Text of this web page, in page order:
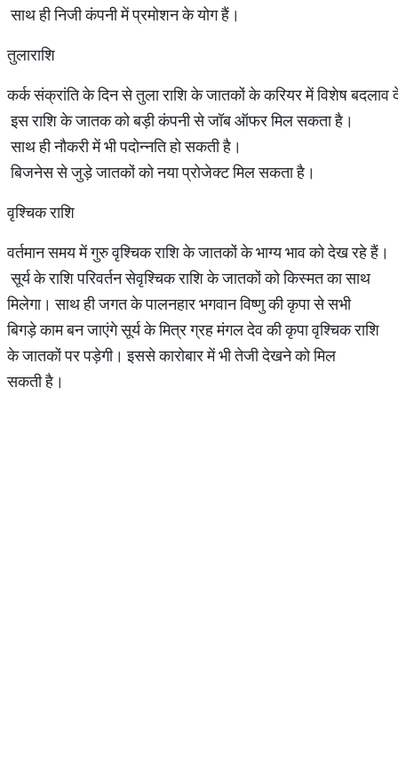
साथ ही निजी कंपनी में प्रमोशन के योग हैं।
तुलाराशि
कर्क संक्रांति के दिन से तुला राशि के जातकों के करियर में विशेष
इस राशि के जातक को बड़ी कंपनी से जॉब ऑफर मिल सकता है।
साथ ही नौकरी में भी पदोन्नति हो सकती है।
बिजनेस से जुड़े जातकों को नया प्रोजेक्ट मिल सकता है।
वृश्चिक राशि
वर्तमान समय में गुरु वृश्चिक राशि के जातकों के भाग्य भाव को देख रहे हैं।
सूर्य के राशि परिवर्तन सेवृश्चिक राशि के जातकों को किस्मत का साथ
मिलेगा। साथ ही जगत के पालनहार भगवान विष्णु की कृपा से सभी
बिगड़े काम बन जाएंगे सूर्य के मित्र ग्रह मंगल देव की कृपा वृश्चिक राशि
के जातकों पर पड़ेगी। इससे कारोबार में भी तेजी देखने को मिल
सकती है।